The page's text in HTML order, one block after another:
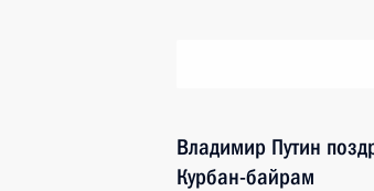
Владимир Путин
Курбан-байрам